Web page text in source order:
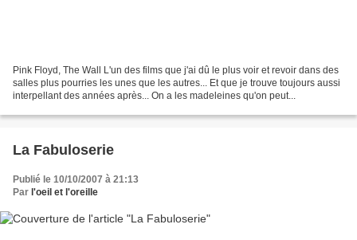
Pink Floyd, The Wall L'un des films que j'ai dû le plus voir et revoir dans des
salles plus pourries les unes que les autres... Et que je trouve toujours aussi
interpellant des années après... On a les madeleines qu'on peut...
La Fabuloserie
Publié le 10/10/2007 à 21:13
Par l'oeil et l'oreille